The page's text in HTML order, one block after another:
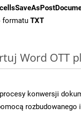
formatu TXT
Word OTT
konwersji